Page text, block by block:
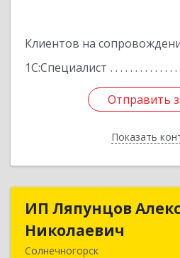
Клиентов на
1С:Специалист
Отправить
Показать
Отправить
Назад
ИП Ляпунцов
Николаевич
Солнечногорск
ИП